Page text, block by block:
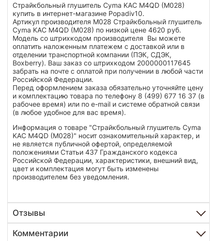
Страйкбольный глушитель Cyma KAC M4QD (M028)
купить в интернет-магазине Popadiv10.
Артикул производителя M028 Страйкбольный глушитель
Cyma KAC M4QD (M028) по низкой цене 4620 руб.
Модель со штрихкодом производителя Вы можете
оплатить наложенным платежем с доставкой или в
отделении транспортной компании (ПЭК, СДЭК,
Boxberry). Ваш заказ со штрихкодом 2000000117645
забрать на почте с оплатой при получении в любой части
Российской Федерации.
Перед оформлением заказа обязательно уточняйте цену
и комплектацию товара по телефону 8 (499) 677 16 37 (в
рабочее время) или по e-mail и системе обратной связи
(в любое удобное для вас время).
Информация о товаре "Страйкбольный глушитель Cyma
KAC M4QD (M028)" носит ознакомительный характер, и
не является публичной офертой, определяемой
положениями Статьи 437 Гражданского кодекса
Российской Федерации, характеристики, внешний вид,
цвет и комплектация могут быть изменены
производителем без уведомления.
Отзывы
Комментарии